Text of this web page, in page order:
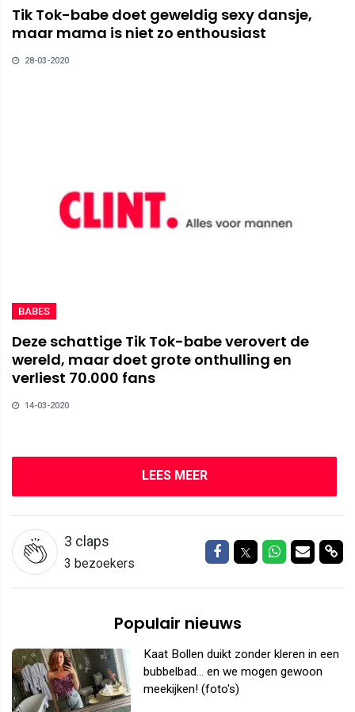
Tik Tok-babe doet geweldig sexy dansje,
maar mama is niet zo enthousiast
28-03-2020
BABES
Deze schattige Tik Tok-babe verovert de
wereld, maar doet grote onthulling en
verliest 70.000 fans
14-03-2020
LEES MEER
3 claps
3 bezoekers
Delen op Facebook
Delen op Twitter
Delen op
Delen
Populair nieuws
Kaat Bollen duikt zonder kleren in een
bubbelbad... en we mogen gewoon
meekijken! (foto's)